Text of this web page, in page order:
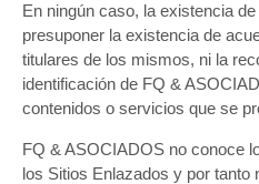
En ningún caso, la existencia
presuponer la existencia de
titulares de los mismos, ni la
identificación de FQ &
contenidos o servicios que se
FQ & ASOCIADOS no conoce
los Sitios Enlazados y por tanto